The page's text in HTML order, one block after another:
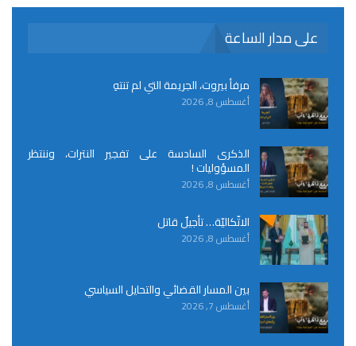
على مدار الساعة
مرفأ بيروت، الجريمة التي لم تنتهِ
أغسطس 8, 2026
الذكرى السادسة على تفجير النترات، وننتظر
المسؤوليات !
أغسطس 8, 2026
الاتّكاليّة… تأجيلٌ قاتل
أغسطس 8, 2026
بين المسار القضائي والتحايل السياسي
أغسطس 7, 2026